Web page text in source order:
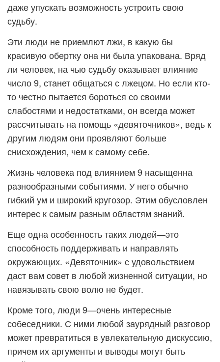
даже упускать возможность устроить свою
судьбу.
Эти люди не приемлют лжи, в какую бы
красивую обертку она ни была упакована. Вряд
ли человек, на чью судьбу оказывает влияние
число 9, станет общаться с лжецом. Но если кто-
то честно пытается бороться со своими
слабостями и недостатками, он всегда может
рассчитывать на помощь «девяточников», ведь к
другим людям они проявляют больше
снисхождения, чем к самому себе.
Жизнь человека под влиянием 9 насыщенна
разнообразными событиями. У него обычно
гибкий ум и широкий кругозор. Этим обусловлен
интерес к самым разным областям знаний.
Еще одна особенность таких людей—это
способность поддерживать и направлять
окружающих. «Девяточник» с удовольствием
даст вам совет в любой жизненной ситуации, но
навязывать свою волю не будет.
Кроме того, люди 9—очень интересные
собеседники. С ними любой заурядный разговор
может превратиться в увлекательную дискуссию,
причем их аргументы и выводы могут быть